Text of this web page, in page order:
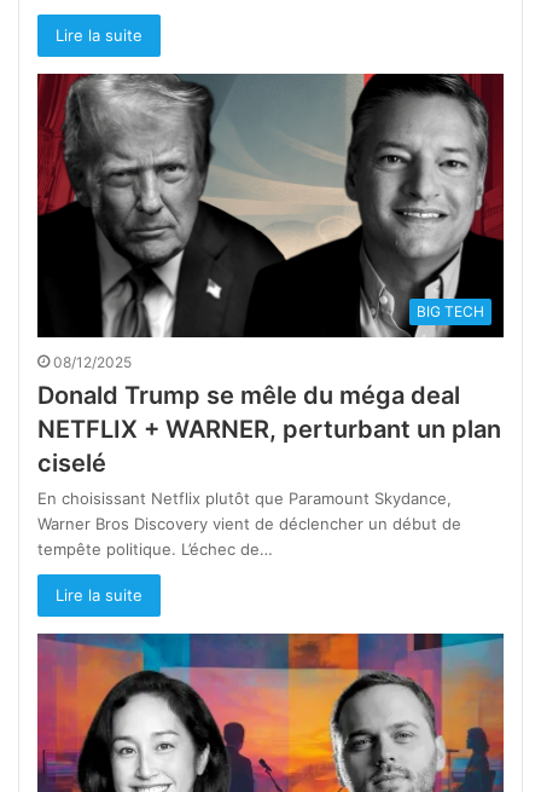
Lire la suite
BIG TECH
08/12/2025
Donald Trump se mêle du méga deal
NETFLIX + WARNER, perturbant un plan
ciselé
En choisissant Netflix plutôt que Paramount Skydance,
Warner Bros Discovery vient de déclencher un début de
tempête politique. L’échec de…
Lire la suite